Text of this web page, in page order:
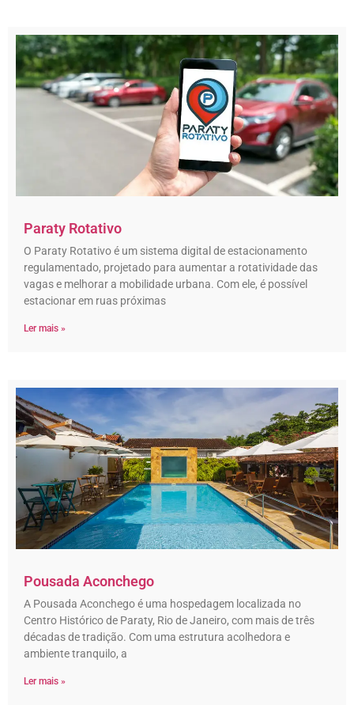
Paraty Rotativo
O Paraty Rotativo é um sistema digital de estacionamento
regulamentado, projetado para aumentar a rotatividade das
vagas e melhorar a mobilidade urbana. Com ele, é possível
estacionar em ruas próximas
Ler mais »
Pousada Aconchego
A Pousada Aconchego é uma hospedagem localizada no
Centro Histórico de Paraty, Rio de Janeiro, com mais de três
décadas de tradição. Com uma estrutura acolhedora e
ambiente tranquilo, a
Ler mais »